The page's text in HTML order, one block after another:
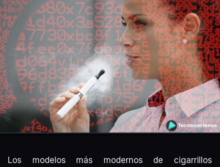
Los modelos más modernos de cigarrillos